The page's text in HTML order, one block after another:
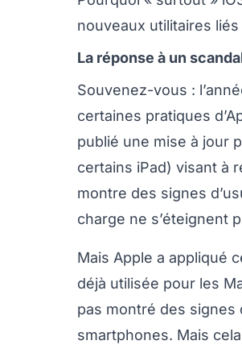
nouveaux utilitaires
La réponse à un
Souvenez-vous :
certaines pratiques
publié une mise à jour
certains iPad) visant à
montre des signes
charge ne s’éteignent
Mais Apple a appliqué
déjà utilisée pour les
pas montré des
smartphones. Mais